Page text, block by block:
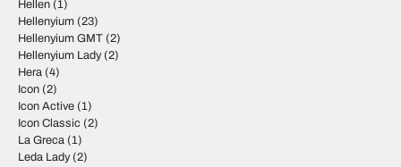
Hellen (1)
Hellenyium (23)
Hellenyium GMT (2)
Hellenyium Lady(2)
Hera (4)
Icon (2)
Icon Active (1)
Icon Classic (2)
La Greca (1)
Leda Lady(2)